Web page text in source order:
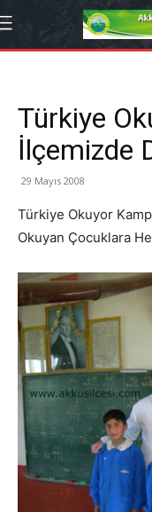
Türkiye
İlçemizde
29 Mayıs 2008
Türkiye Okuyor
Okuyan Çocuklara